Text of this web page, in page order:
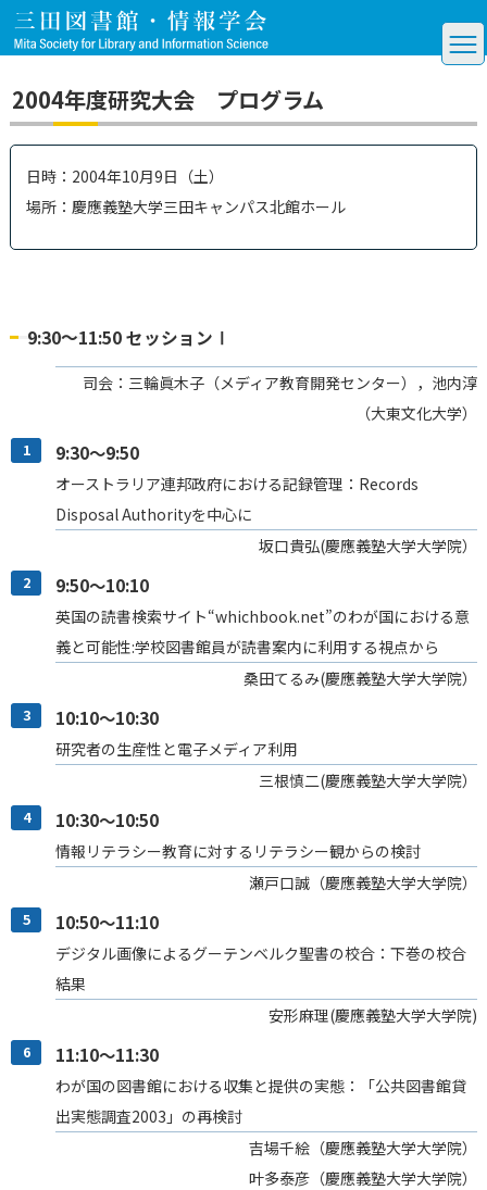
2004年度研究大会 プログラム
日時：2004年10月9日（土）
場所：慶應義塾大学三田キャンパス北館ホール
9:30～11:50 セッションⅠ
司会：三輪眞木子（メディア教育開発センター），池内淳
（大東文化大学）
1 9:30～9:50
オーストラリア連邦政府における記録管理：Records
Disposal Authorityを中心に
坂口貴弘(慶應義塾大学大学院）
2 9:50～10:10
英国の読書検索サイト“whichbook.net”のわが国における意
義と可能性:学校図書館員が読書案内に利用する視点から
桑田てるみ(慶應義塾大学大学院）
3 10:10～10:30
研究者の生産性と電子メディア利用
三根慎二(慶應義塾大学大学院）
4 10:30～10:50
情報リテラシー教育に対するリテラシー観からの検討
瀬戸口誠（慶應義塾大学大学院）
5 10:50～11:10
デジタル画像によるグーテンベルク聖書の校合：下巻の校合
結果
安形麻理(慶應義塾大学大学院)
6 11:10～11:30
わが国の図書館における収集と提供の実態：「公共図書館貸
出実態調査2003」の再検討
吉場千絵（慶應義塾大学大学院）
叶多泰彦（慶應義塾大学大学院）